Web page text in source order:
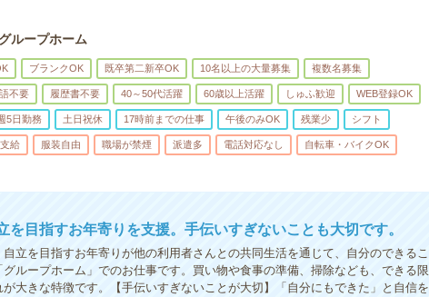
ループホーム
ブランクOK 既卒第二新卒OK 10名以上の大量募集 複数名募集
不要 履歴書不要 40～50代活躍 60歳以上活躍 しゅふ歓迎 WEB登録OK
5日勤務 土日祝休 17時前までの仕事 午後のみOK 残業少 シフト
給 服装自由 職場が禁煙 派遣多 電話対応なし 自転車・バイクOK
を目指すお年寄りを支援。手伝いすぎないことも大切です。
自立を目指すお年寄りが他の利用者さんとの共同生活を通じて、自分のできるこ
ループホーム」でのお仕事です。買い物や食事の準備、掃除なども、できる限
大きな特徴です。【手伝いすぎないことが大切】「自分にもできた」と自信を